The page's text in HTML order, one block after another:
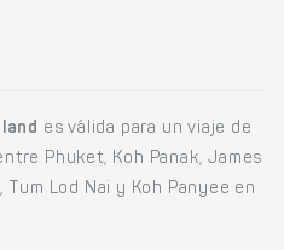
es válida para un viaje de
Phuket, Koh Panak, James
Lod Nai y Koh Panyee en